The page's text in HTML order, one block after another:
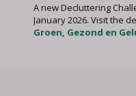
A new Decluttering
January 2026. Visit the
Groen, Gezond en